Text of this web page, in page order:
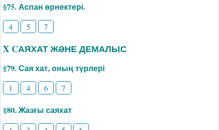
§75. Аспан өрнектері.
4 5 7
X CАЯХАТ ЖӘНЕ ДЕМАЛЫС
§79. Сая хат, оның түрлері
1 4 6 7
§80. Жазғы саяхат